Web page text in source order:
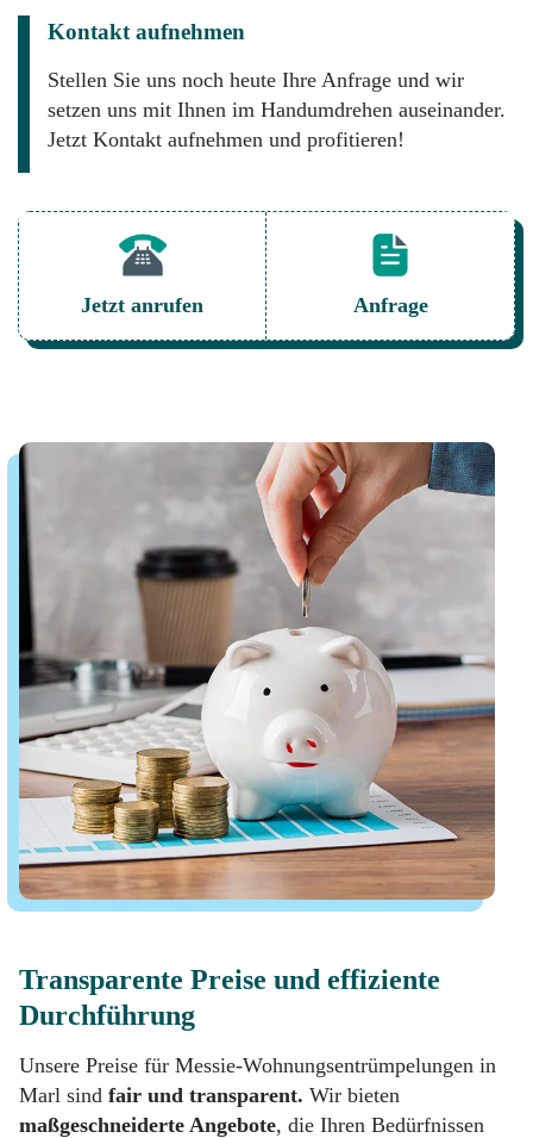
Kontakt aufnehmen
Stellen Sie uns noch heute Ihre Anfrage und wir
setzen uns mit Ihnen im Handumdrehen auseinander.
Jetzt Kontakt aufnehmen und profitieren!
Jetzt anrufen Anfrage
Transparente Preise und effiziente
Durchführung
Unsere Preise für Messie-Wohnungsentrümpelungen in
Marl sind fair und transparent. Wir bieten
maßgeschneiderte Angebote, die Ihren Bedürfnissen